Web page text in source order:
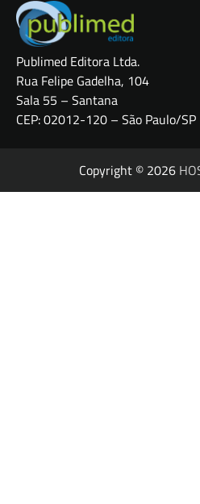
Publimed Editora Ltda.
Rua Felipe Gadelha, 104
Sala 55 – Santana
CEP: 02012-120 – São Paulo/SP
Copyright © 2026